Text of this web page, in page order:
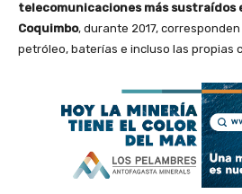
telecomunicaciones más sustraídos
Coquimbo, durante 2017,
petróleo, baterías e incluso las propias